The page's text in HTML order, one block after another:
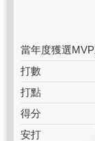
當年度獲選
打數
打點
得分
安打